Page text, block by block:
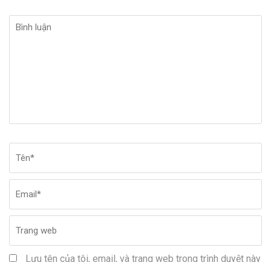
Bình
Lưu tên của tôi, email, và trang web trong trình duyệt này